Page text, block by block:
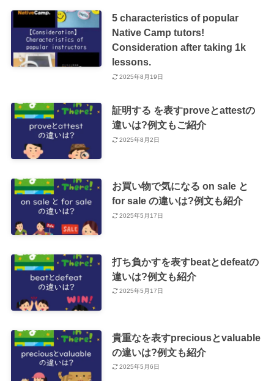
5 characteristics of popular
Native Camp tutors!
Consideration after taking 1k
lessons.
2025年8月19日
証明する を表すproveとattestの
違いは?例文もご紹介
2025年8月2日
お買い物で気になる on sale と
for sale の違いは?例文も紹介
2025年5月17日
打ち負かすを表すbeatとdefeatの
違いは?例文も紹介
2025年5月17日
貴重なを表すpreciousとvaluable
の違いは?例文も紹介
2025年5月6日